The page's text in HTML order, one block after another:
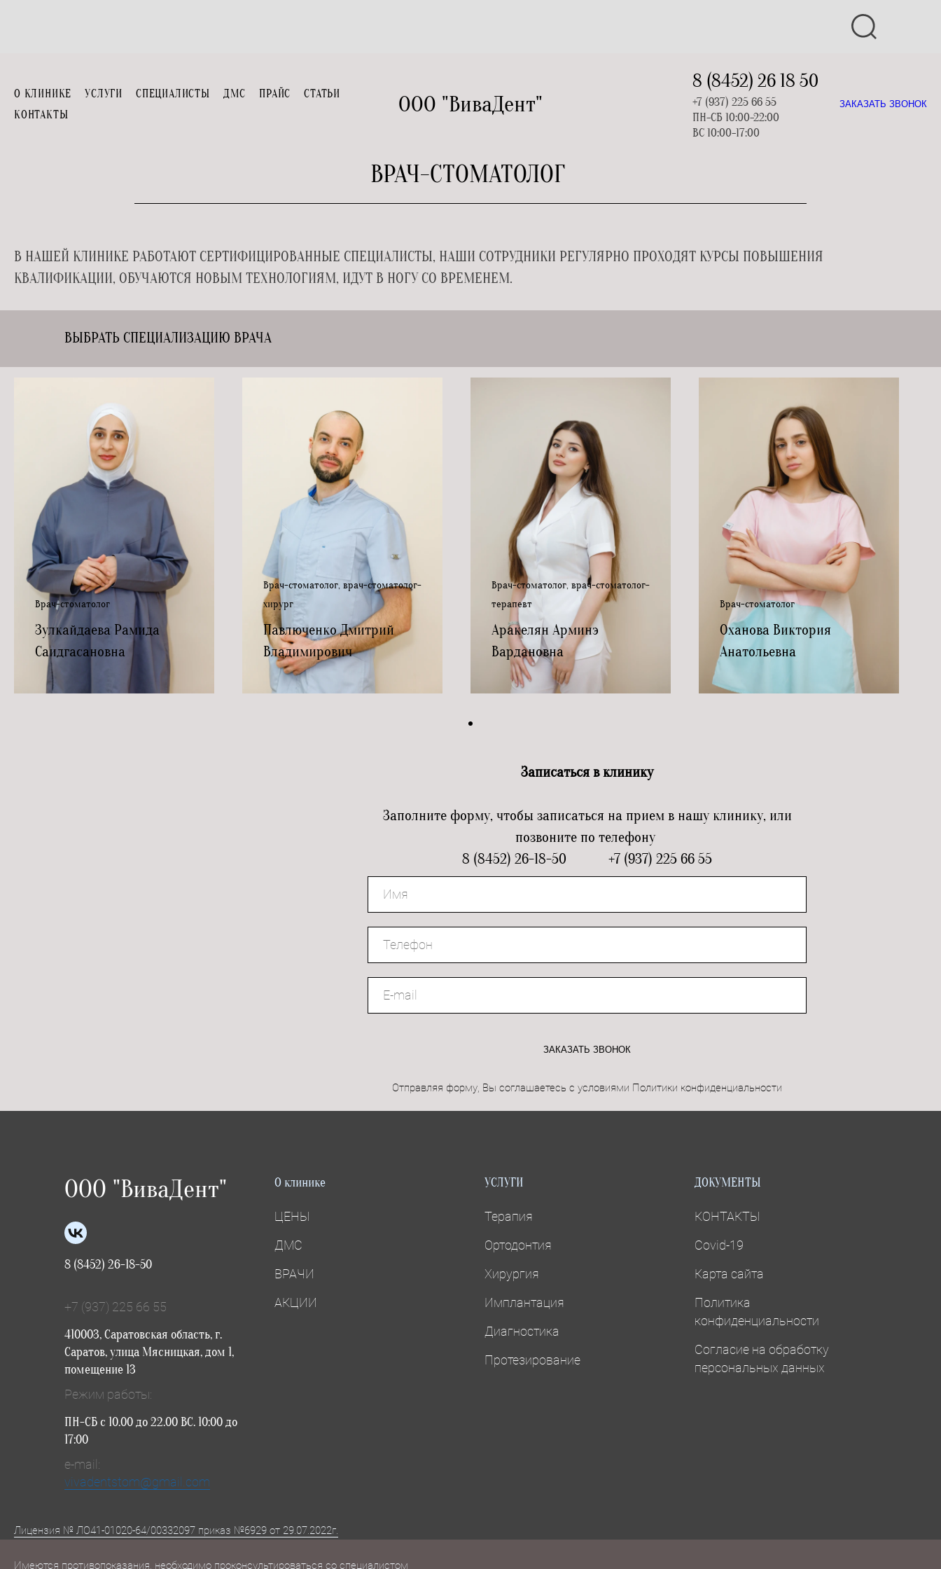
О КЛИНИКЕ УСЛУГИ СПЕЦИАЛИСТЫ ДМС ПРАЙС
СТАТЬИ
КОНТАКТЫ
ООО "ВиваДент"
8 (8452) 26 18 50
+7 (937) 225 66 55
ПН-СБ 10:00-22:00
ВС 10:00-17:00
ЗАКАЗАТЬ ЗВОНОК
ВРАЧ-СТОМАТОЛОГ
В НАШЕЙ КЛИНИКЕ РАБОТАЮТ СЕРТИФИЦИРОВАННЫЕ СПЕЦИАЛИСТЫ, НАШИ СОТРУДНИКИ РЕГУЛЯРНО ПРОХОДЯТ КУРСЫ ПОВЫШЕНИЯ
КВАЛИФИКАЦИИ, ОБУЧАЮТСЯ НОВЫМ ТЕХНОЛОГИЯМ, ИДУТ В НОГУ СО ВРЕМЕНЕМ.
ВЫБРАТЬ СПЕЦИАЛИЗАЦИЮ ВРАЧА
Врач-стоматолог
Зулкайдаева Рамида
Саидгасановна
Врач-стоматолог, врач-стоматолог-
хирург
Павлюченко Дмитрий
Владимирович
Врач-стоматолог, врач-стоматолог-
терапевт
Аракелян Арминэ
Вардановна
Врач-стоматолог
Оханова Виктория
Анатольевна
Записаться в клинику
Заполните форму, чтобы записаться на прием в нашу клинику, или
позвоните по телефону
8 (8452) 26-18-50 +7 (937) 225 66 55
ЗАКАЗАТЬ ЗВОНОК
Отправляя форму, Вы соглашаетесь с условиями Политики конфиденциальности
ООО "ВиваДент"
8 (8452) 26-18-50
+7 (937) 225 66 55
410003, Саратовская область, г.
Саратов, улица Мясницкая, дом 1,
помещение 13
Режим работы:
ПН-СБ с 10.00 до 22.00 ВС. 10:00 до
17:00
e-mail:
vivadentstom@gmail.com
О клинике
ЦЕНЫ
ДМС
ВРАЧИ
АКЦИИ
УСЛУГИ
Терапия
Ортодонтия
Хирургия
Имплантация
Диагностика
Протезирование
ДОКУМЕНТЫ
КОНТАКТЫ
Covid-19
Карта сайта
Политика
конфиденциальности
Согласие на обработку
персональных данных
Лицензия № ЛО41-01020-64/00332097 приказ №6929 от 29.07.2022г.
Имеются противопоказания, необходимо проконсультироваться со специалистом